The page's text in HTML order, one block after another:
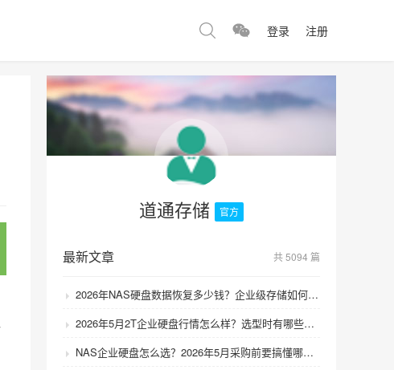
登录 注册
道通存储 官方
最新文章 共 5094 篇
2026年NAS硬盘数据恢复多少钱？企业级存储如何避免数据丢失风险？
2026年5月2T企业硬盘行情怎么样？选型时有哪些避坑技巧？
NAS企业硬盘怎么选？2026年5月采购前要搞懂哪些坑？